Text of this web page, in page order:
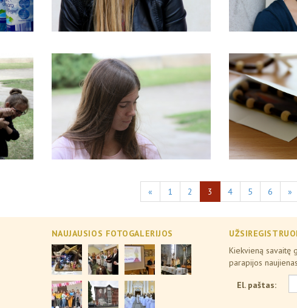
« 1 2 3 4 5 6 »
NAUJAUSIOS FOTOGALERIJOS
Kiekvieną savaitę
parapijos
El. paštas: